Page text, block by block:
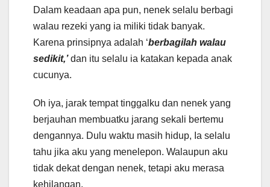
Dalam keadaan apa pun, nenek selalu berbagi
walau rezeki yang ia miliki tidak banyak.
Karena prinsipnya adalah ‘berbagilah walau
sedikit,’dan itu selalu ia katakan kepada anak
cucunya.
Oh iya, jarak tempat tinggalku dan nenek yang
berjauhan membuatku jarang sekali bertemu
dengannya. Dulu waktu masih hidup, Ia selalu
tahu jika aku yang menelepon. Walaupun aku
tidak dekat dengan nenek, tetapi aku merasa
kehilangan.